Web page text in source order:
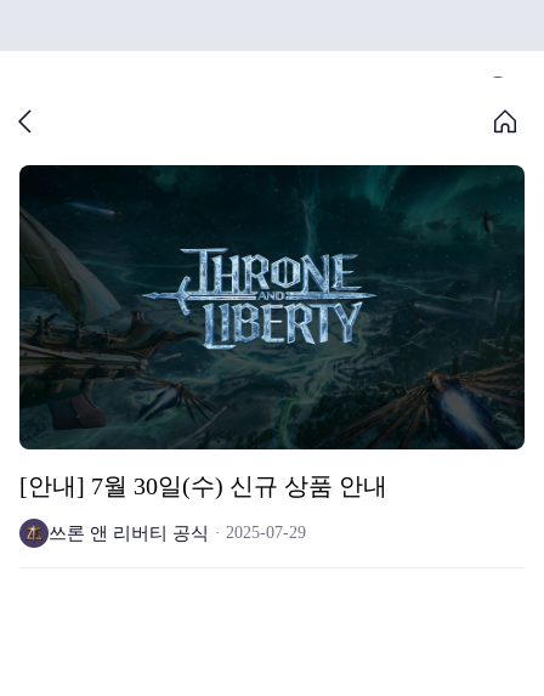
[안내] 7월 30일(수) 신규 상품 안내
쓰론 앤 리버티 공식 2025-07-29